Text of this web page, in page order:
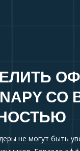
СО
не могут быть